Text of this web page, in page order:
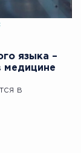
языка –
медицине
в